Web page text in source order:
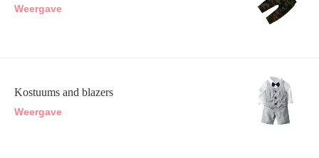
Weergave
Kostuums and blazers
Weergave